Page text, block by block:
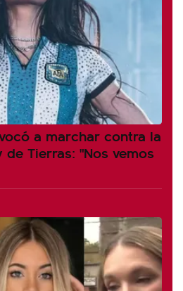
a marchar contra la
Tierras: "Nos vemos